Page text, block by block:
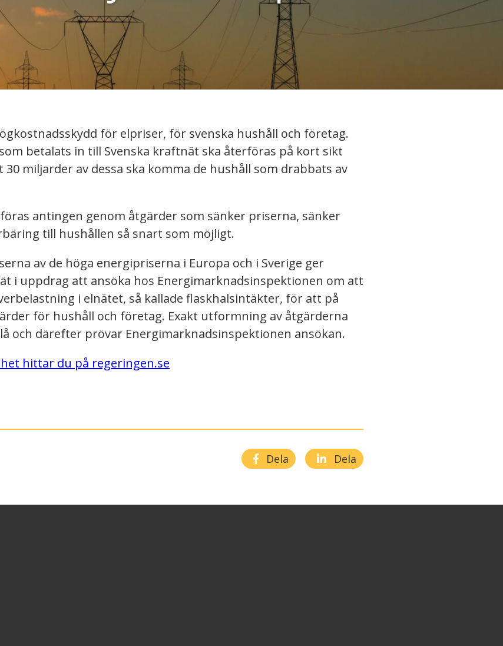
för elpriser, för svenska hushåll och företag.
betalats in till Svenska kraftnät ska återföras på kort sikt
miljarder av dessa ska komma de hushåll som drabbats av
antingen genom åtgärder som sänker priserna, sänker
till hushållen så snart som möjligt.
av de höga energipriserna i Europa och i Sverige ger
i uppdrag att ansöka hos Energimarknadsinspektionen om att
i elnätet, så kallade flaskhalsintäkter, för att på
för hushåll och företag. Exakt utformning av åtgärderna
och därefter prövar Energimarknadsinspektionen ansökan.
hittar du på regeringen.se
Dela Dela